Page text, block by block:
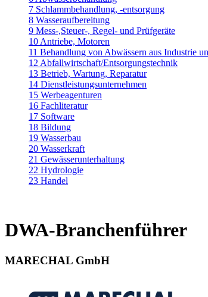
7 Schlammbehandlung, -entsorgung
8 Wasseraufbereitung
9 Mess-,Steuer-, Regel- und Prüfgeräte
10 Antriebe, Motoren
11 Behandlung von Abwässern aus Industrie
12 Abfallwirtschaft/Entsorgungstechnik
13 Betrieb, Wartung, Reparatur
14 Dienstleistungsunternehmen
15 Werbeagenturen
16 Fachliteratur
17 Software
18 Bildung
19 Wasserbau
20 Wasserkraft
21 Gewässerunterhaltung
22 Hydrologie
23 Handel
DWA-Branchenführer
MARECHAL GmbH